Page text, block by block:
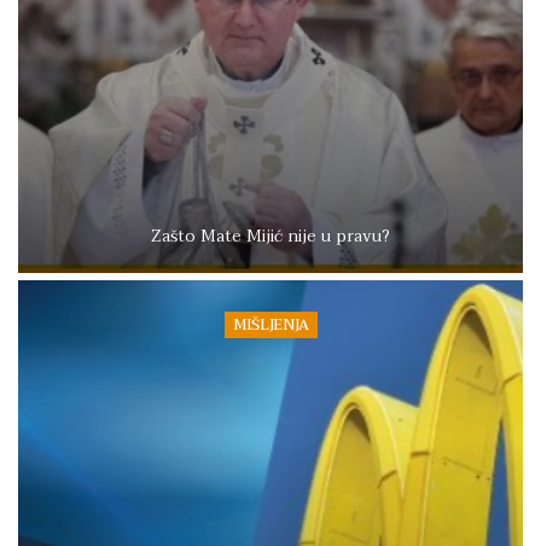
Zašto Mate Mijić nije u pravu?
MIŠLJENJA